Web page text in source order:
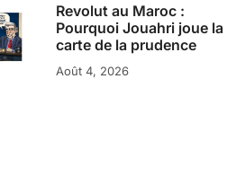
Revolut au Maroc :
Pourquoi Jouahri joue la
carte de la prudence
Août 4, 2026